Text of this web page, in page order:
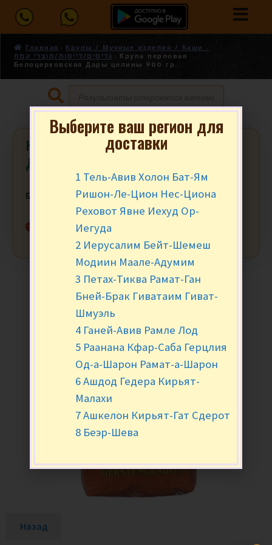
Главная
Крупы / Мучные изделия / Каши -
גריסים/דייסות/מוצרי קמח
Крупа перловая
Белоцерковская Дары целины 900 гр.
Крупа перловая Белоцерковская
Дары целины 900 гр.
₪ за уп.
Нет в наличии
Назад
Выберите ваш регион для
доставки
1 Тель-Авив Холон Бат-Ям
Ришон-Ле-Цион Нес-Циона
Реховот Явне Иехуд Ор-
Иегуда
2 Иерусалим Бейт-Шемеш
Модиин Маале-Адумим
3 Петах-Тиква Рамат-Ган
Бней-Брак Гиватаим Гиват-
Шмуэль
4 Ганей-Авив Рамле Лод
5 Раанана Кфар-Саба Герцлия
Од-а-Шарон Рамат-а-Шарон
6 Ашдод Гедера Кирьят-
Малахи
7 Ашкелон Кирьят-Гат Сдерот
8 Беэр-Шева